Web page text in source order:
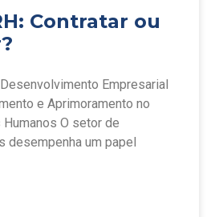
Contratar ou
Empresarial
e Aprimoramento no
O setor de
desempenha um papel